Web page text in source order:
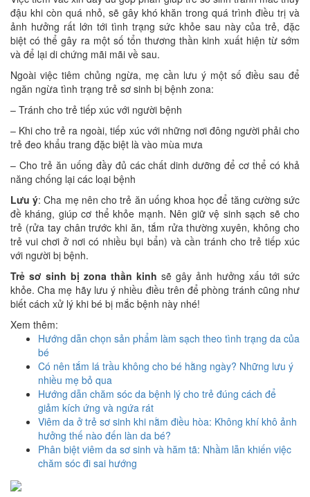
đậu khi còn quá nhỏ, sẽ gây khó khăn trong quá trình điều trị và
ảnh hưởng rất lớn tới tình trạng sức khỏe sau này của trẻ, đặc
biệt có thể gây ra một số tổn thương thần kinh xuất hiện từ sớm
và để lại di chứng mãi mãi về sau.
Ngoài việc tiêm chủng ngừa, mẹ cần lưu ý một số điều sau để
ngăn ngừa tình trạng trẻ sơ sinh bị bệnh zona:
– Tránh cho trẻ tiếp xúc với người bệnh
– Khi cho trẻ ra ngoài, tiếp xúc với những nơi đông người phải cho
trẻ đeo khẩu trang đặc biệt là vào mùa mưa
– Cho trẻ ăn uống đầy đủ các chất dinh dưỡng để cơ thể có khả
năng chống lại các loại bệnh
Lưu ý: Cha mẹ nên cho trẻ ăn uống khoa học để tăng cường sức
đề kháng, giúp cơ thể khỏe mạnh. Nên giữ vệ sinh sạch sẽ cho
trẻ (rửa tay chân trước khi ăn, tắm rửa thường xuyên, không cho
trẻ vui chơi ở nơi có nhiều bụi bẩn) và cần tránh cho trẻ tiếp xúc
với người bị bệnh.
Trẻ sơ sinh bị zona thần kinh sẽ gây ảnh hưởng xấu tới sức
khỏe. Cha mẹ hãy lưu ý nhiều điều trên để phòng tránh cũng như
biết cách xử lý khi bé bị mắc bệnh này nhé!
Xem thêm:
Hướng dẫn chọn sản phẩm làm sạch theo tình trạng da của
bé
Có nên tắm lá trầu không cho bé hằng ngày? Những lưu ý
nhiều mẹ bỏ qua
Hướng dẫn chăm sóc da bệnh lý cho trẻ đúng cách để
giảm kích ứng và ngứa rát
Viêm da ở trẻ sơ sinh khi nằm điều hòa: Không khí khô ảnh
hưởng thế nào đến làn da bé?
Phân biệt viêm da sơ sinh và hăm tã: Nhầm lẫn khiến việc
chăm sóc đi sai hướng